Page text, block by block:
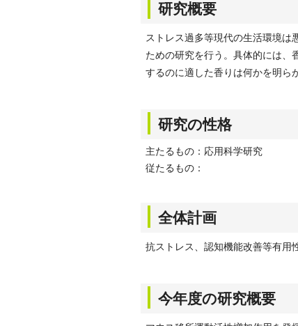
研究概要
ストレス過多等現代の生活環境は
ための研究を行う。具体的には、
するのに適した香りは何かを明ら
研究の性格
主たるもの：応用科学研究
従たるもの：
全体計画
抗ストレス、認知機能改善等有用
今年度の研究概要